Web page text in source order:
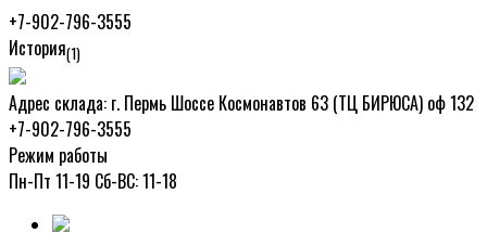
+7-902-796-3555
История(1)
Адрес склада: г. Пермь Шоссе Космонавтов 63 (ТЦ БИРЮСА) оф 132
+7-902-796-3555
Режим работы
Пн-Пт 11-19 Сб-ВС: 11-18